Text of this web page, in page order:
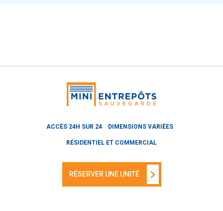
ACCÈS 24H SUR 24 DIMENSIONS VARIÉES
RÉSIDENTIEL ET COMMERCIAL
RÉSERVER UNE UNITÉ